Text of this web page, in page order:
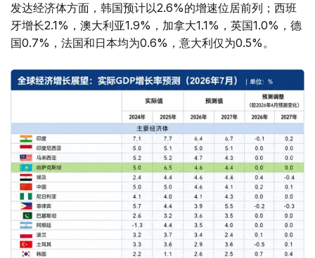
发达经济体方面，韩国预计以2.6%的增速位居前列；西班
牙增长2.1%，澳大利亚1.9%，加拿大1.1%，英国1.0%，德
国0.7%，法国和日本均为0.6%，意大利仅为0.5%。